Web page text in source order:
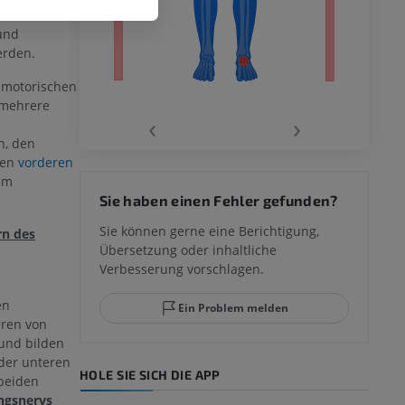
den
vorderen
des
von
bilden
unteren
‹ ›
Sie haben einen Fehler gefunden?
Sie können gerne eine Berichtigung,
Übersetzung oder inhaltliche
Verbesserung vorschlagen.
Ein Problem melden
HOLE SIE SICH DIE APP